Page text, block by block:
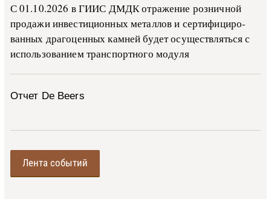
С 01.10.2026 в ГИИС ДМДК от­ра­же­ние роз­ни­ч­ной
про­да­жи ин­ве­сти­ци­он­ных ме­тал­лов и сер­ти­фи­ци­ро­
ван­ных дра­го­цен­ных ка­м­ней бу­дет осу­ще­ств­лять­ся с
ис­поль­зо­ва­ни­ем тран­с­пор­т­но­го мо­ду­ля
Отчет De Beers
Лента событий